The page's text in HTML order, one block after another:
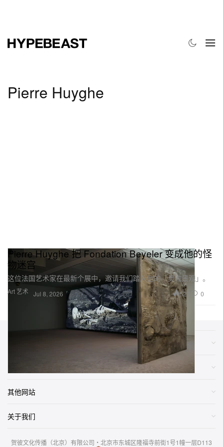
时尚 球鞋 艺术 设计
Pierre Huyghe
Art 艺术
Pierre Huyghe 把 Fondation Beyeler 变成他的怪
物迷宫
这位法国艺术家在最新个展中，邀请我们踏入他的「灵魂景观」。
Jul 8, 2026 527 0
其他网站
关于我们
贺彼文化传播（北京）有限公司・北京市东城区隆福寺前街1号1幢一层D113